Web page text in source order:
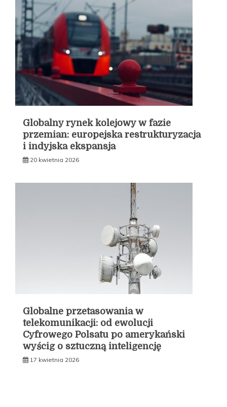
Globalny rynek kolejowy w fazie
przemian: europejska restrukturyzacja
i indyjska ekspansja
20 kwietnia 2026
Globalne przetasowania w
telekomunikacji: od ewolucji
Cyfrowego Polsatu po amerykański
wyścig o sztuczną inteligencję
17 kwietnia 2026